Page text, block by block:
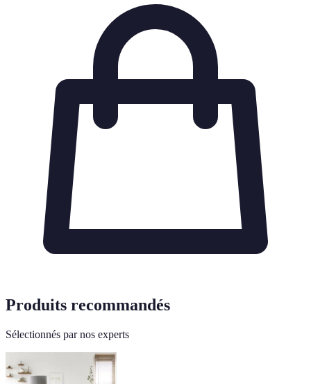
Produits recommandés
Sélectionnés par nos experts